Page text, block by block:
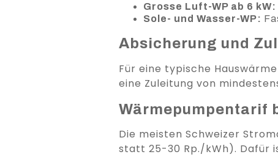
Grosse Luft-WP ab 6 kW:
Sole- und Wasser-WP:
Absicherung und
Für eine typische
eine Zuleitung von
Wärmepumpentarif
Die meisten Schweizer
statt 25-30 Rp./kWh). Dafür